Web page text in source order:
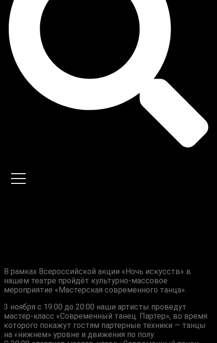
В рамках Всероссийской акции «Ночь искусств» в
нашем театре пройдёт культурно-массовое
мероприятие «Мастерская современного танца».
3 ноября с 19:00 до 20:00 наши артисты проведут
мастер-класс «Современный танец. Партер», во время
которого покажут гостям партерные техники — танцы
на «нижнем» уровне и движения по полу.